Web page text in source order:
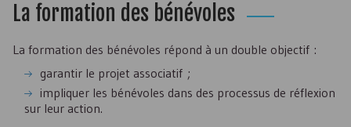
La formation des bénévoles
La formation des bénévoles répond à un double objectif :
garantir le projet associatif ;
impliquer les bénévoles dans des processus de réflexion
sur leur action.